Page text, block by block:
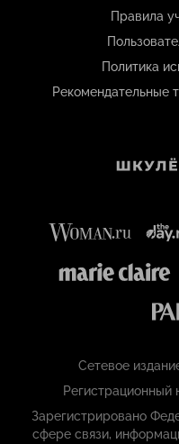
Правила
Политика
Рекомендательные
Сетевое
Зарегистрировано
сфере связи,